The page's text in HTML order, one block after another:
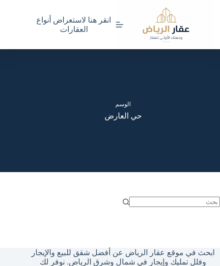
انقر هنا لاستعراض أنواع
العقارات
الوسم
حي العارض
ابحث في موقع عقار الرياض عن أفضل شقق للبيع والإيجار
وفلل تمليك وإيجار في شمال وشرق الرياض. نوفر لك